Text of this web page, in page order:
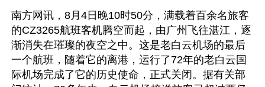
南方网讯，8月4日晚10时50分，满载着百余名旅客
的CZ3265航班客机腾空而起，由广州飞往湛江，逐
渐消失在璀璨的夜空之中。这是老白云机场的最后
一个航班，随着它的离港，运行了72年的老白云国
际机场完成了它的历史使命，正式关闭。据有关部